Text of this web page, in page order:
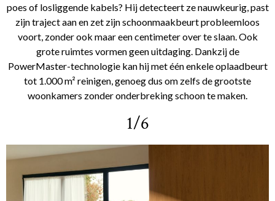
poes of losliggende kabels? Hij detecteert ze nauwkeurig, past
zijn traject aan en zet zijn schoonmaakbeurt probleemloos
voort, zonder ook maar een centimeter over te slaan. Ook
grote ruimtes vormen geen uitdaging. Dankzij de
PowerMaster-technologie kan hij met één enkele oplaadbeurt
tot 1.000 m² reinigen, genoeg dus om zelfs de grootste
woonkamers zonder onderbreking schoon te maken.
1/6